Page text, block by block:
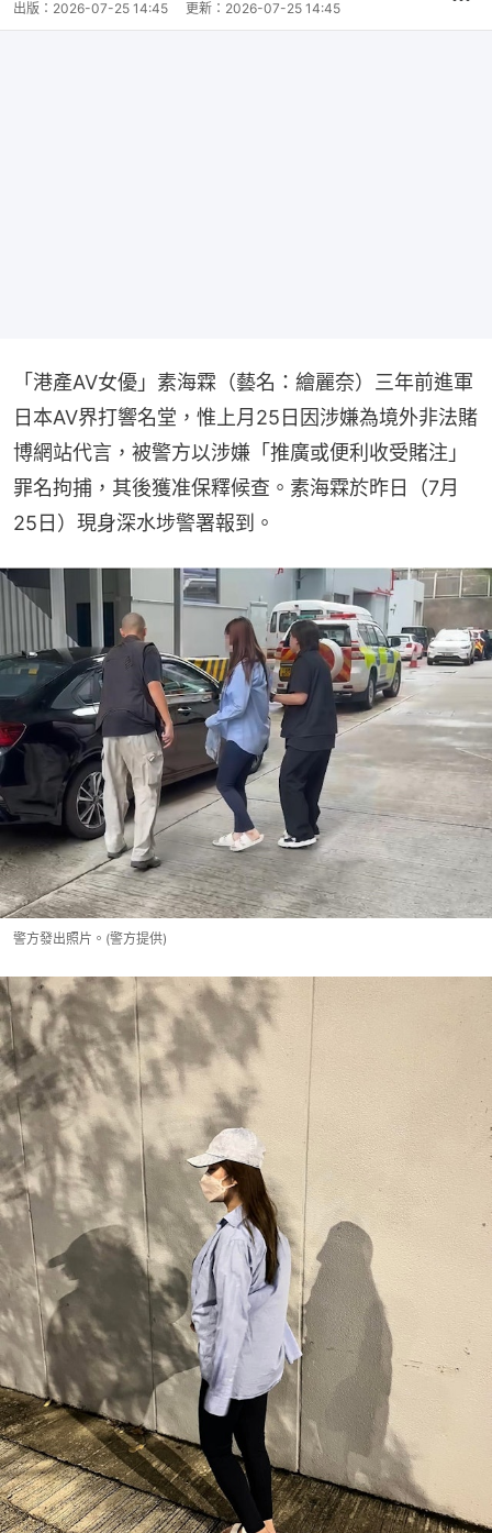
出版： 2026-07-25 14:45 更新： 2026-07-25 14:45
「港產AV女優」素海霖（藝名：繪麗奈）三年前進軍
日本AV界打響名堂，惟上月25日因涉嫌為境外非法賭
博網站代言，被警方以涉嫌「推廣或便利收受賭注」
罪名拘捕，其後獲准保釋候查。素海霖於昨日（7月
25日）現身深水埗警署報到。
警方發出照片。(警方提供)